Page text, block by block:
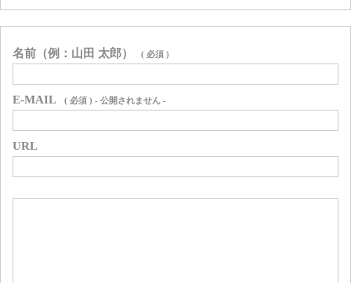
名前（例：山田 太郎） ( 必須 )
E-MAIL ( 必須 ) - 公開されません -
URL